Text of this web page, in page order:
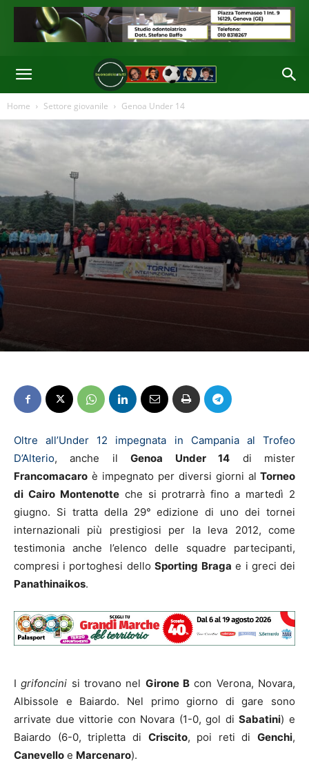
Home Settore giovanile Genoa Under 14
Alessio Semino - 02 Giu 2026 16:30
Oltre all’Under 12 impegnata in Campania al Trofeo
D’Alterio, anche ilGenoa Under 14 di mister
Francomacaro è impegnato per diversi giorni al Torneo
di Cairo Montenotteche si protrarrà fino a martedì 2
giugno. Si tratta della 29° edizione di uno dei tornei
internazionali più prestigiosi per la leva 2012, come
testimonia anche l’elenco delle squadre partecipanti,
compresi i portoghesi dello Sporting Braga e i greci dei
Panathinaikos.
Igrifoncini si trovano nel Girone B con Verona, Novara,
Albissole e Baiardo. Nel primo giorno di gare sono
arrivate due vittorie con Novara (1-0, gol diSabatini) e
Baiardo (6-0, tripletta di Criscito, poi reti di Genchi,
Canevello e Marcenaro).